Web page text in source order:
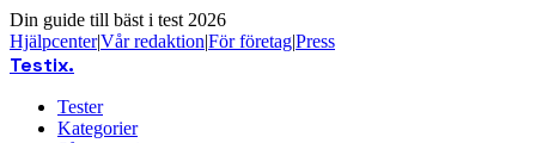
Din guide till bäst i test 2026
Hjälpcenter|Vår redaktion|För företag|Press
Testix.
Tester
Kategorier